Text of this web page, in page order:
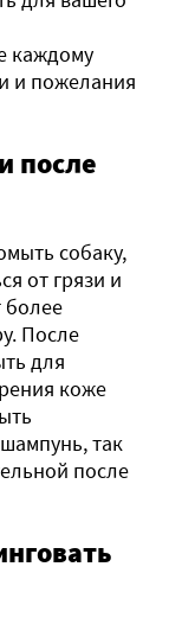
каждому
и пожелания
после
собаку,
от грязи и
более
После
для
коже
так
после